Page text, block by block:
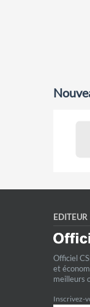
EDITEUR
Officiel
et
meilleurs
Inscrivez-